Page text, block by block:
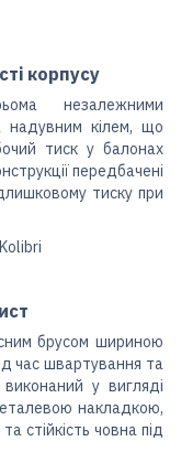
корпусу
незалежними
надувним кілем, що
тиск у балонах
передбачені
тиску при
брусом шириною
час швартування та
у вигляді
накладкою,
стійкість човна під